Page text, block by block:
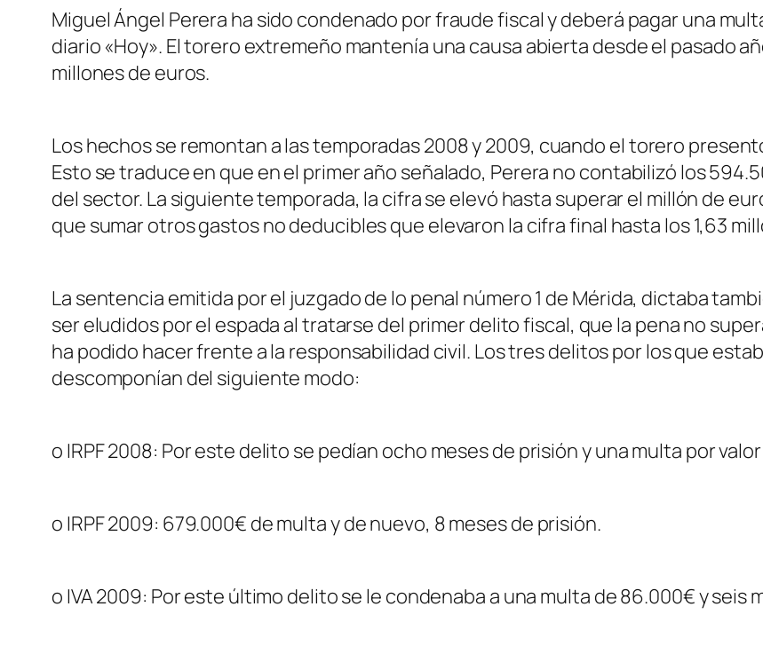
Miguel Ángel Perera ha sido condenado por fraude fiscal y deberá pagar una
diario «Hoy». El torero extremeño mantenía una causa abierta desde el pasado
millones de euros.
Los hechos se remontan a las temporadas 2008 y 2009, cuando el torero
Esto se traduce en que en el primer año señalado, Perera no contabilizó los
del sector. La siguiente temporada, la cifra se elevó hasta superar el millón de
que sumar otros gastos no deducibles que elevaron la cifra final hasta los 1,63
La sentencia emitida por el juzgado de lo penal número 1 de Mérida, dictaba
ser eludidos por el espada al tratarse del primer delito fiscal, que la pena no
ha podido hacer frente a la responsabilidad civil. Los tres delitos por los que
descomponían del siguiente modo:
o IRPF 2008: Por este delito se pedían ocho meses de prisión y una multa por
o IRPF 2009: 679.000€ de multa y de nuevo, 8 meses de prisión.
o IVA 2009: Por este último delito se le condenaba a una multa de 86.000€ y seis